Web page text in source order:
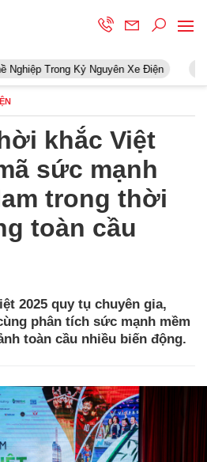
Kỷ Nguyên Xe Điện Khởi động
khắc Việt
sức mạnh
trong thời
toàn cầu
2025 quy tụ chuyên gia,
phân tích sức mạnh mềm
toàn cầu nhiều biến động.